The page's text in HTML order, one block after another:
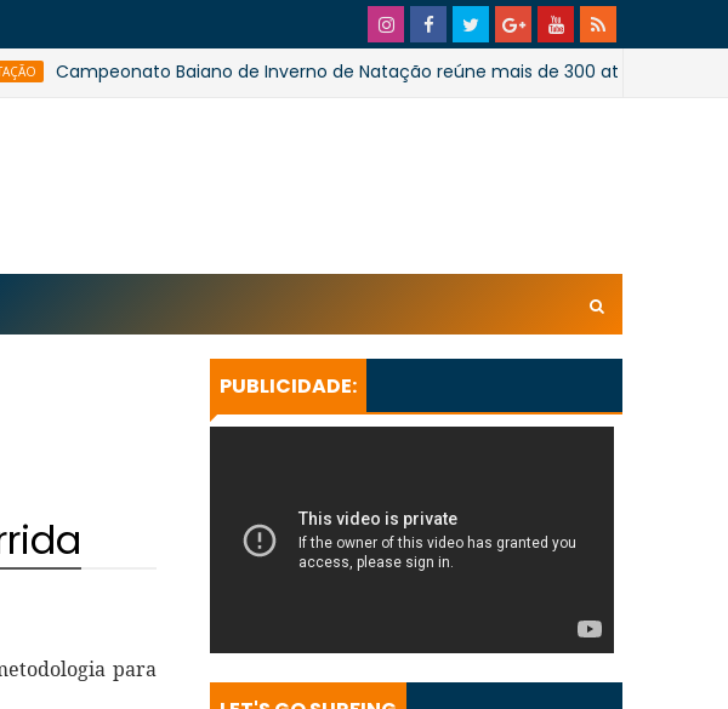
Baiano de Inverno de Natação reúne mais de 300 atletas em Salvador
para
PUBLICIDADE: